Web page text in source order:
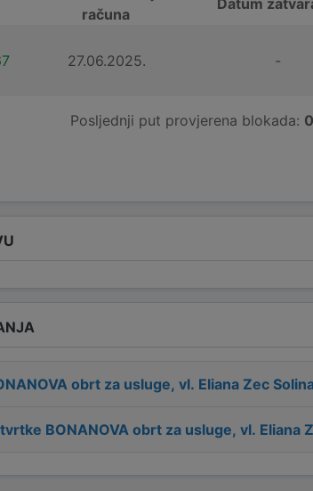
računa
Datum
27.06.2025. -
Posljednji put provjerena blokada:
obrt za usluge, vl. Eliana Zec
tvrtke BONANOVA obrt za usluge, vl. Eliana